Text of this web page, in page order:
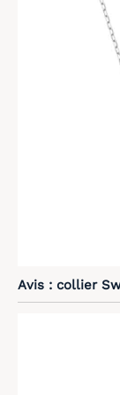
Avis : collier